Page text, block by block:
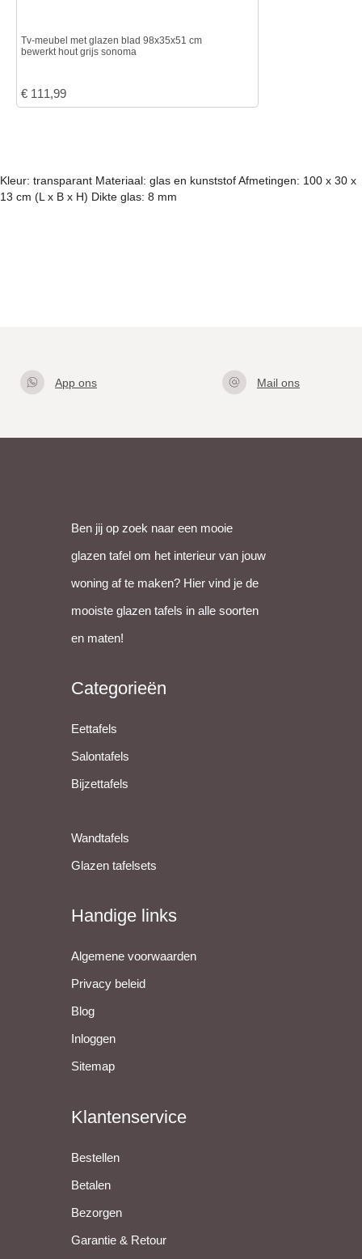
Tv-meubel met glazen blad 98x35x51 cm
bewerkt hout grijs sonoma
€ 111,99
Kleur: transparant Materiaal: glas en kunststof Afmetingen: 100 x 30 x
13 cm (L x B x H) Dikte glas: 8 mm
App ons
Mail ons
Ben jij op zoek naar een mooie
glazen tafel om het interieur van jouw
woning af te maken? Hier vind je de
mooiste glazen tafels in alle soorten
en maten!
Categorieën
Eettafels
Salontafels
Bijzettafels
Wandtafels
Glazen tafelsets
Handige links
Algemene voorwaarden
Privacy beleid
Blog
Inloggen
Sitemap
Klantenservice
Bestellen
Betalen
Bezorgen
Garantie & Retour